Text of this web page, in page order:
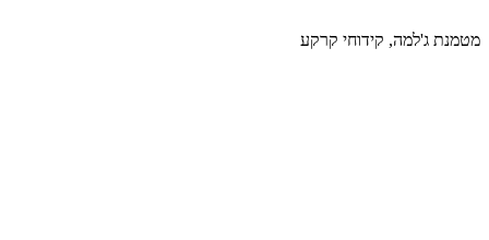
מטמנת ג'למה, קידוחי קרקע